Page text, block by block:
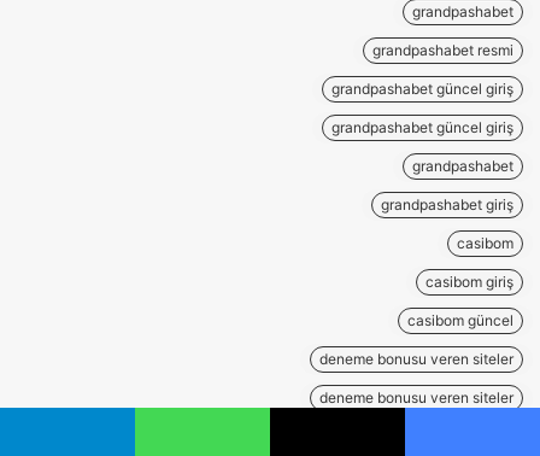
grandpashabet
grandpashabet resmi
grandpashabet güncel giriş
grandpashabet güncel giriş
grandpashabet
grandpashabet giriş
casibom
casibom giriş
casibom güncel
deneme bonusu veren siteler
deneme bonusu veren siteler